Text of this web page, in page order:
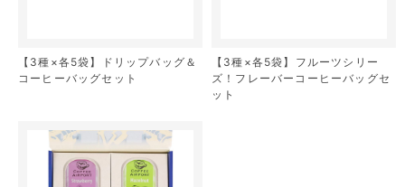
【3種×各5袋】ドリップバッグ＆
コーヒーバッグセット
【3種×各5袋】フルーツシリー
ズ！フレーバーコーヒーバッグセ
ット